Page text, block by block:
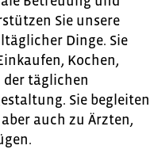
Sie unsere
Dinge. Sie
Kochen,
der täglichen
Sie begleiten
auch zu Ärzten,